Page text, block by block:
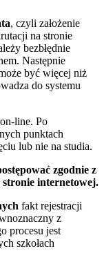
, czyli założenie
na stronie
bezbłędnie
Następnie
być więcej niż
do systemu
line. Po
punktach
lub nie na studia.
zgodnie z
internetowej.
fakt rejestracji
z
procesu jest
szkołach